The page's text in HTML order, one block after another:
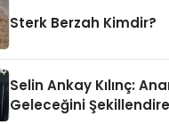
Sterk Berzah Kimdir?
Selin Ankay Kılınç:
Geleceğini